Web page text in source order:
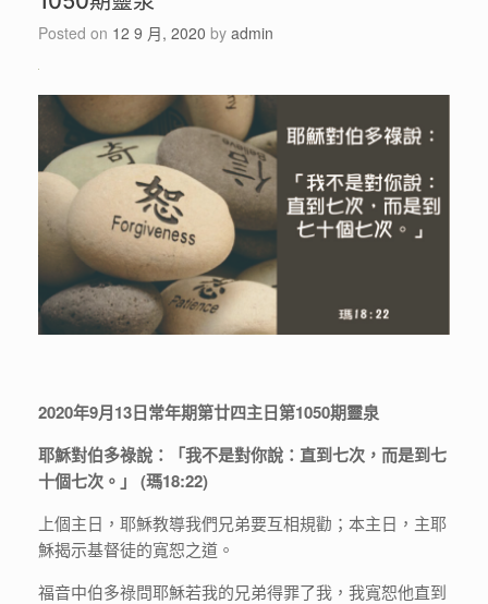
Posted on 12 9 月, 2020 by admin
2020年9月13日常年期第廿四主日第1050期靈泉
耶穌對伯多祿說：「我不是對你說：直到七次，而是到七
十個七次。」 (瑪18:22)
上個主日，耶穌教導我們兄弟要互相規勸；本主日，主耶
穌揭示基督徒的寬恕之道。
福音中伯多祿問耶穌若我的兄弟得罪了我，我寬恕他直到